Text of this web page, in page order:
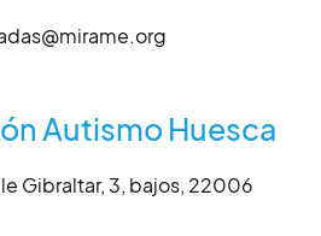
Autismo Huesca
Gibraltar, 3, bajos, 22006